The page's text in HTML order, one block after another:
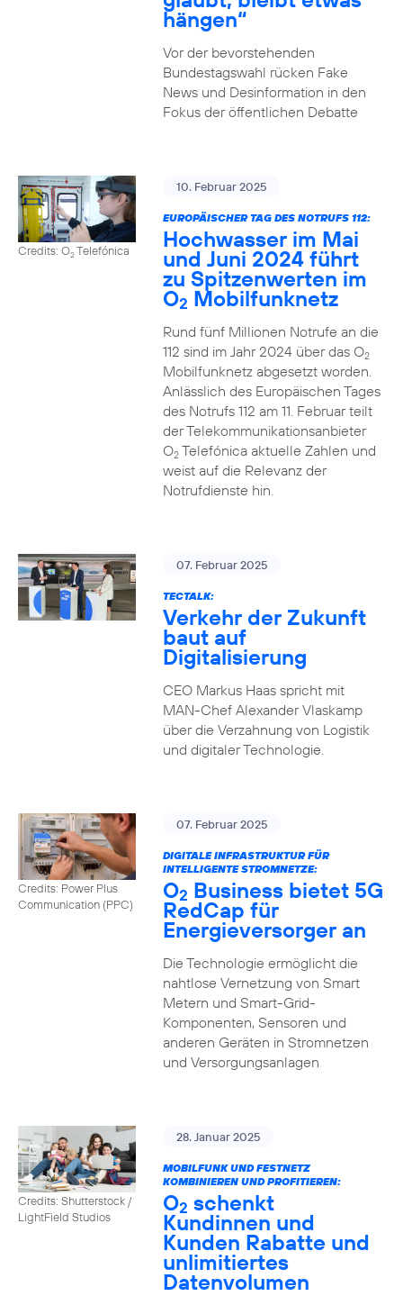
hängen“
Vor der bevorstehenden
Bundestagswahl rücken Fake
News und Desinformation in den
Fokus der öffentlichen Debatte
Credits: O2Telefónica
10. Februar 2025
EUROPÄISCHER TAG DES NOTRUFS 112:
Hochwasser im Mai
und Juni 2024 führt
zu Spitzenwerten im
O2 Mobilfunknetz
Rund fünf Millionen Notrufe an die
112 sind im Jahr 2024 über das O2
Mobilfunknetz abgesetzt worden.
Anlässlich des Europäischen Tages
des Notrufs 112 am 11. Februar teilt
der Telekommunikationsanbieter
O2Telefónica aktuelle Zahlen und
weist auf die Relevanz der
Notrufdienste hin.
07. Februar 2025
TECTALK:
Verkehr der Zukunft
baut auf
Digitalisierung
CEO Markus Haas spricht mit
MAN-Chef Alexander Vlaskamp
über die Verzahnung von Logistik
und digitaler Technologie.
Credits: Power Plus
Communication (PPC)
07. Februar 2025
DIGITALE INFRASTRUKTUR FÜR
INTELLIGENTE STROMNETZE:
O2 Business bietet 5G
RedCap für
Energieversorger an
Die Technologie ermöglicht die
nahtlose Vernetzung von Smart
Metern und Smart-Grid-
Komponenten, Sensoren und
anderen Geräten in Stromnetzen
und Versorgungsanlagen
Credits: Shutterstock /
LightField Studios
28. Januar 2025
MOBILFUNK UND FESTNETZ
KOMBINIEREN UND PROFITIEREN:
O2 schenkt
Kundinnen und
Kunden Rabatte und
unlimitiertes
Datenvolumen